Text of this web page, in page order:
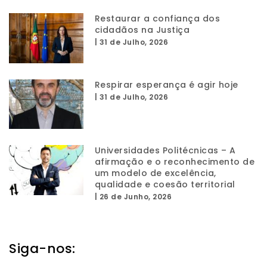
Restaurar a confiança dos
cidadãos na Justiça
31 de Julho, 2026
Respirar esperança é agir hoje
31 de Julho, 2026
Universidades Politécnicas – A
afirmação e o reconhecimento de
um modelo de excelência,
qualidade e coesão territorial
26 de Junho, 2026
Siga-nos: